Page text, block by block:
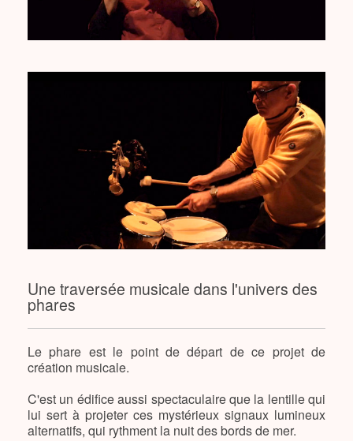
Une traversée musicale dans l'univers des
phares
Le phare est le point de départ de ce projet de
création musicale.
C'est un édifice aussi spectaculaire que la lentille qui
lui sert à projeter ces mystérieux signaux lumineux
alternatifs, qui rythment la nuit des bords de mer.